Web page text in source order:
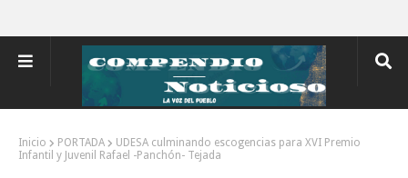
Inicio PORTADA
UDESA culminando escogencias para XVI Premio
Infantil y Juvenil Rafael -Panchón- Tejada